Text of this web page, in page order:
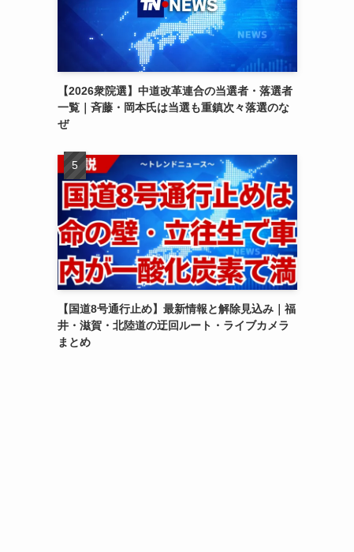
【2026衆院選】中道改革連合の当選者・落選者
一覧｜斉藤・岡本氏は当選も重鎮次々落選のな
ぜ
【国道8号通行止め】最新情報と解除見込み｜福
井・滋賀・北陸道の迂回ルート・ライブカメラ
まとめ